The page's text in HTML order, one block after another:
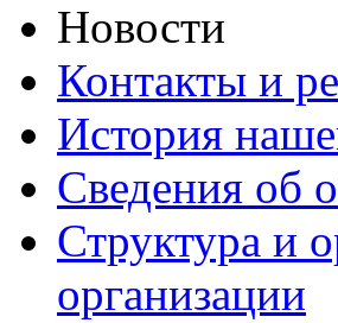
Новости
Контакты и
История
Сведения об
Структура и
организации